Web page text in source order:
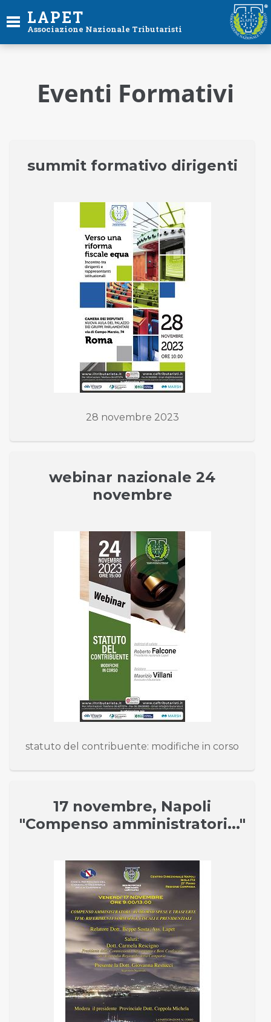
LAPET
Associazione Nazionale Tributaristi
Eventi Formativi
summit formativo dirigenti
28 novembre 2023
webinar nazionale 24
novembre
statuto del contribuente: modifiche in corso
17 novembre, Napoli
"Compenso amministratori..."